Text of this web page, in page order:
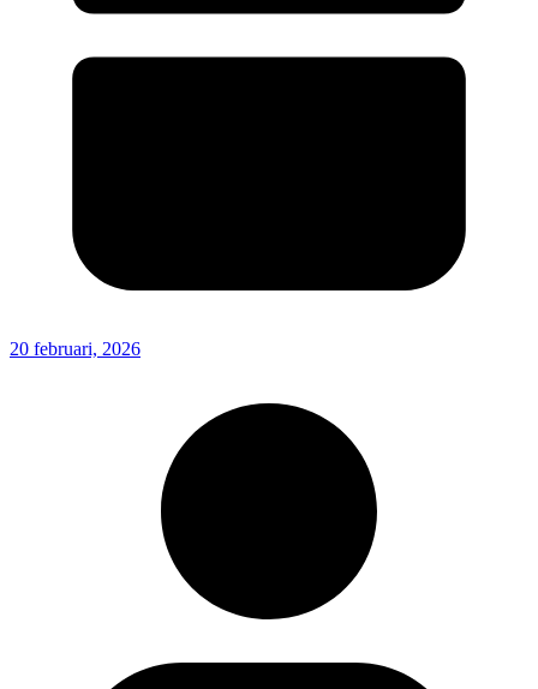
20 februari, 2026